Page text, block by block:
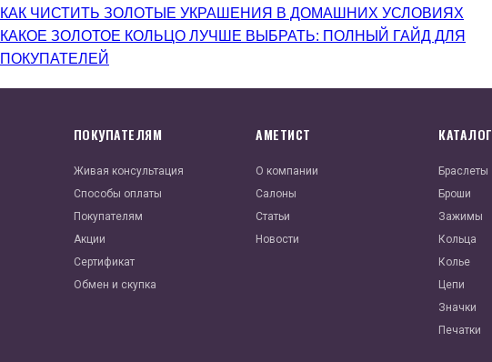
КАК ЧИСТИТЬ ЗОЛОТЫЕ УКРАШЕНИЯ В ДОМАШНИХ УСЛОВИЯХ
КАКОЕ ЗОЛОТОЕ КОЛЬЦО ЛУЧШЕ ВЫБРАТЬ: ПОЛНЫЙ ГАЙД ДЛЯ
ПОКУПАТЕЛЕЙ
ПОКУПАТЕЛЯМ
Живая консультация
Способы оплаты
Покупателям
Акции
Сертификат
Обмен и скупка
АМЕТИСТ
О компании
Салоны
Статьи
Новости
КАТАЛОГ
Браслеты
Броши
Зажимы
Кольца
Колье
Цепи
Значки
Печатки